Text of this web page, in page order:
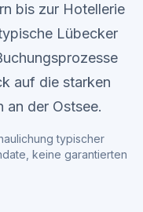
bis zur Hotellerie
Lübecker
auf die starken
an der Ostsee.
typischer
keine garantierten